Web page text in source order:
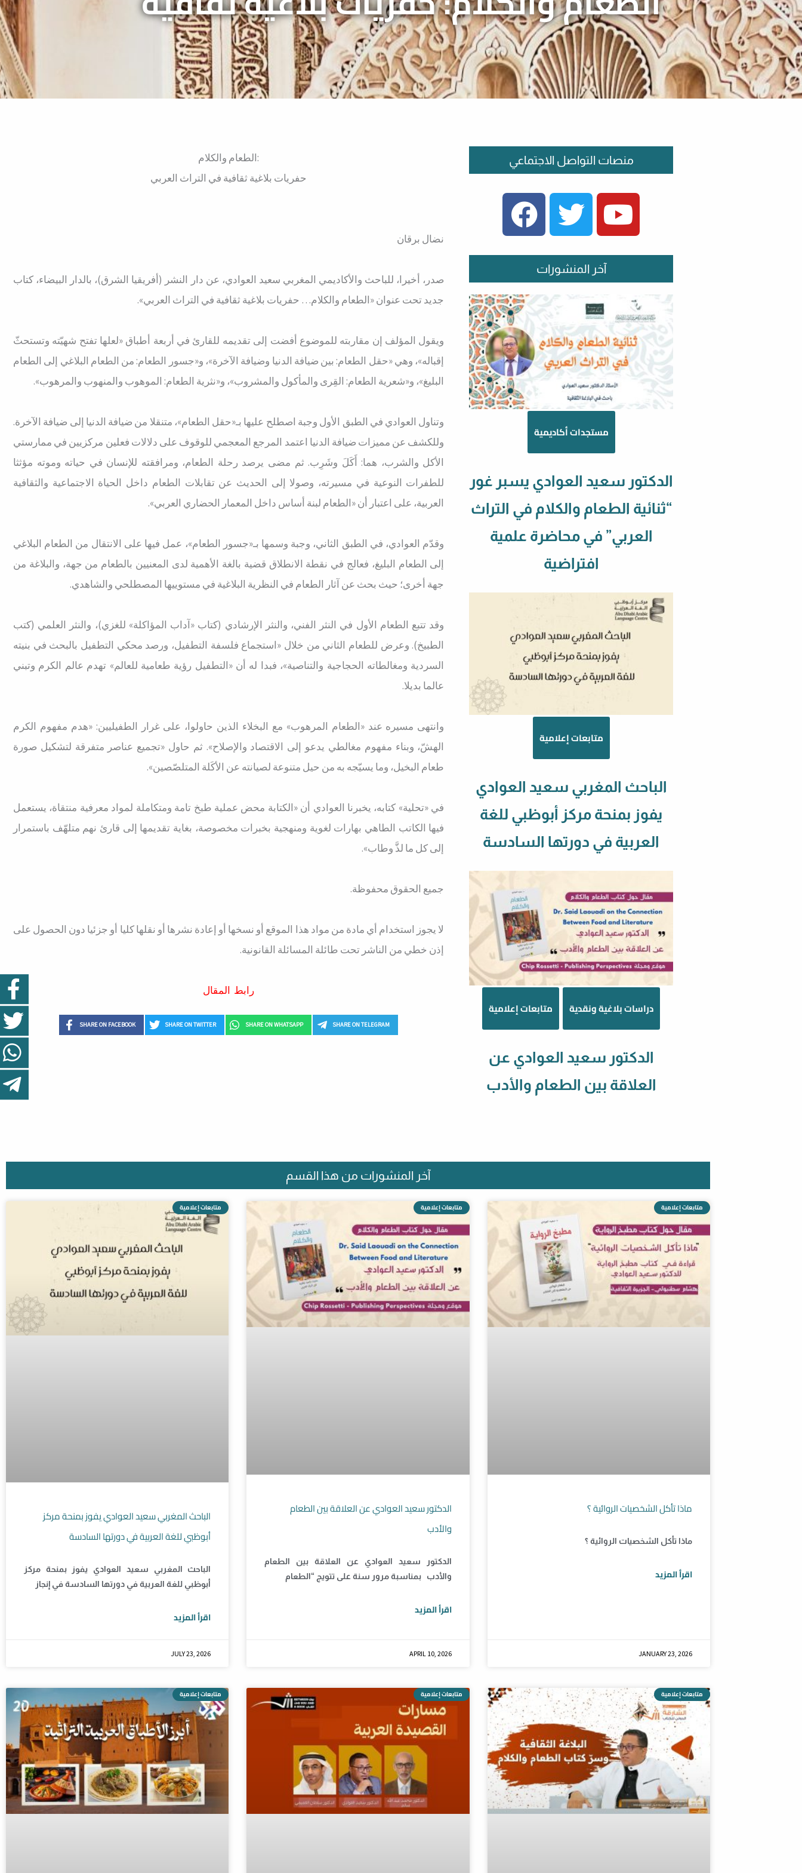
الطعام والكلام:
حفريات بلاغية ثقافية في التراث العربي
نضال برقان
صدر، أخيرا، للباحث والأكاديمي المغربي سعيد العوادي، عن دار النشر (أفريقيا الشرق)، بالدار البيضاء، كتاب
جديد تحت عنوان «الطعام والكلام… حفريات بلاغية ثقافية في التراث العربي».
ويقول المؤلف إن مقاربته للموضوع أفضت إلى تقديمه للقارئ في أربعة أطباق «لعلها تفتح شهيّته وتستحثّ
إقباله»، وهي «حقل الطعام: بين ضيافة الدنيا وضيافة الآخرة»، و«جسور الطعام: من الطعام البلاغي إلى الطعام
البليغ»، و«شعرية الطعام: القِرى والمأكول والمشروب»، و«نثرية الطعام: الموهوب والمنهوب والمرهوب».
وتناول العوادي في الطبق الأول وجبة اصطلح عليها بـ«حقل الطعام»، متنقلا من ضيافة الدنيا إلى ضيافة الآخرة.
وللكشف عن مميزات ضيافة الدنيا اعتمد المرجع المعجمي للوقوف على دلالات فعلين مركزيين في ممارستي
الأكل والشرب، هما: أَكَلَ وشَرِب. ثم مضى يرصد رحلة الطعام، ومرافقته للإنسان في حياته وموته مؤثثا
للطفرات النوعية في مسيرته، وصولا إلى الحديث عن تقابلات الطعام داخل الحياة الاجتماعية والثقافية
العربية، على اعتبار أن «الطعام لبنة أساس داخل المعمار الحضاري العربي».
وقدّم العوادي، في الطبق الثاني، وجبة وسمها بـ«جسور الطعام»، عمل فيها على الانتقال من الطعام البلاغي
إلى الطعام البليغ، فعالج في نقطة الانطلاق قضية بالغة الأهمية لدى المعنيين بالطعام من جهة، والبلاغة من
جهة أخرى؛ حيث بحث عن آثار الطعام في النظرية البلاغية في مستوييها المصطلحي والشاهدي.
وقد تتبع الطعام الأول في النثر الفني، والنثر الإرشادي (كتاب «آداب المؤاكلة» للغزي)، والنثر العلمي (كتب
الطبيخ). وعرض للطعام الثاني من خلال «استجماع فلسفة التطفيل، ورصد محكي التطفيل بالبحث في بنيته
السردية ومغالطاته الحجاجية والتناصية»، فبدا له أن «التطفيل رؤية طعامية للعالم» تهدم عالم الكرم وتبني
عالما بديلا.
وانتهى مسيره عند «الطعام المرهوب» مع البخلاء الذين حاولوا، على غرار الطفيليين: «هدم مفهوم الكرم
الهشّ، وبناء مفهوم مغالطي يدعو إلى الاقتصاد والإصلاح». ثم حاول «تجميع عناصر متفرقة لتشكيل صورة
طعام البخيل، وما يسيّجه به من حيل متنوعة لصيانته عن الأكَلة المتلصّصين».
في «تحلية» كتابه، يخبرنا العوادي أن «الكتابة محض عملية طبخ تامة ومتكاملة لمواد معرفية منتقاة، يستعمل
فيها الكاتب الطاهي بهارات لغوية ومنهجية بخبرات مخصوصة، بغاية تقديمها إلى قارئ نهم متلهّف باستمرار
إلى كل ما لذَّ وطاب».
جميع الحقوق محفوظة.
لا يجوز استخدام أي مادة من مواد هذا الموقع أو نسخها أو إعادة نشرها أو نقلها كليا أو جزئيا دون الحصول على
إذن خطي من الناشر تحت طائلة المسائلة القانونية.
رابط المقال
SHARE ON FACEBOOK SHARE ON TWITTER SHARE ON WHATSAPP SHARE ON TELEGRAM
منصات التواصل الاجتماعي
FACEBOOK
TWITTERYOUTUBE
آخر المنشورات
مستجدات أكاديمية
الدكتور سعيد العوادي يسبر غور
“ثنائية الطعام والكلام في التراث
العربي” في محاضرة علمية
افتراضية
متابعات إعلامية
الباحث المغربي سعيد العوادي
يفوز بمنحة مركز أبوظبي للغة
العربية في دورتها السادسة
متابعات إعلامية دراسات بلاغية ونقدية
الدكتور سعيد العوادي عن
العلاقة بين الطعام والأدب
آخر المنشورات من هذا القسم
متابعات إعلامية
الباحث المغربي سعيد العوادي يفوز بمنحة مركز
أبوظبي للغة العربية في دورتها السادسة
الباحث المغربي سعيد العوادي يفوز بمنحة مركز
أبوظبي للغة العربية في دورتها السادسة في إنجاز
اقرأ المزيد
JULY 23, 2026
متابعات إعلامية
الدكتور سعيد العوادي عن العلاقة بين الطعام
والأدب
الدكتور سعيد العوادي عن العلاقة بين الطعام
والأدب بمناسبة مرور سنة على تتويج “الطعام
اقرأ المزيد
APRIL 10, 2026
متابعات إعلامية
ماذا تأكل الشخصيات الروائية ؟
ماذا تأكل الشخصيات الروائية ؟
اقرأ المزيد
JANUARY 23, 2026
متابعات إعلامية متابعات إعلامية متابعات إعلامية